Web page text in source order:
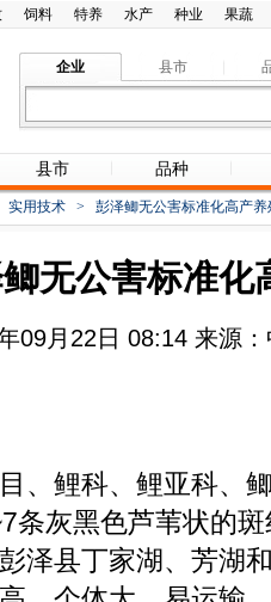
饲料 特养 水产 种业 果蔬
企业 县市
县市 品种
实用技术 > 彭泽鲫无公害标准化高产养
无公害标准化
09月22日 08:14 来源
鲤科、鲤亚科、鲫
条灰黑色芦苇状的
泽县丁家湖、芳湖